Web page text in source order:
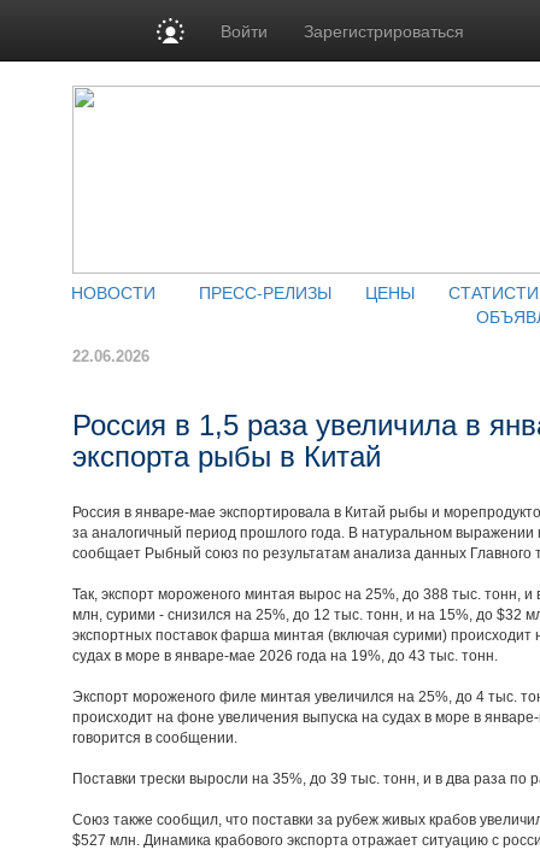
Войти Зарегистрироваться
НОВОСТИ ПРЕСС-РЕЛИЗЫ ЦЕНЫ
22.06.2026
Россия в 1,5 раза увеличила в
экспорта рыбы в Китай
Россия в январе-мае экспортировала в Китай рыбы и
за аналогичный период прошлого года. В натуральном выражении
сообщает Рыбный союз по результатам анализа данных Главного
Так, экспорт мороженого минтая вырос на 25%, до 388 тыс. тонн,
млн, сурими - снизился на 25%, до 12 тыс. тонн, и на 15%, до $32
экспортных поставок фарша минтая (включая сурими) происходит
судах в море в январе-мае 2026 года на 19%, до 43 тыс. тонн.
Экспорт мороженого филе минтая увеличился на 25%, до 4 тыс.
происходит на фоне увеличения выпуска на судах в море в
говорится в сообщении.
Поставки трески выросли на 35%, до 39 тыс. тонн, и в два раза по
Союз также сообщил, что поставки за рубеж живых крабов
$527 млн. Динамика крабового экспорта отражает ситуацию с